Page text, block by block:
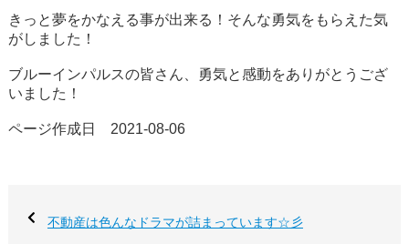
きっと夢をかなえる事が出来る！そんな勇気をもらえた気
がしました！
ブルーインパルスの皆さん、勇気と感動をありがとうござ
いました！
ページ作成日 2021-08-06
不動産は色んなドラマが詰まっています☆彡